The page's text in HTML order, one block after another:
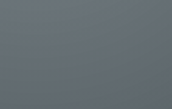
und Widerspruch ausüben.